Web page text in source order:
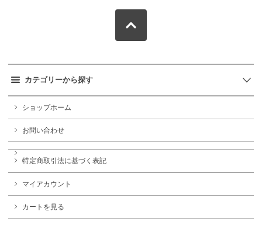
カテゴリーから探す
ショップホーム
お問い合わせ
特定商取引法に基づく表記
マイアカウント
カートを見る